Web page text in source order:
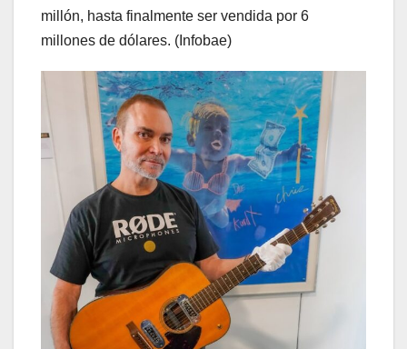
millón, hasta finalmente ser vendida por 6
millones de dólares. (Infobae)